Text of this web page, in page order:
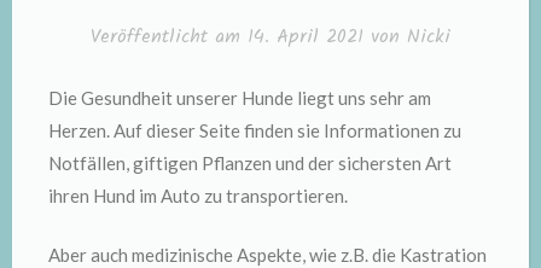
Veröffentlicht am 14. April 2021 von Nicki
Die Gesundheit unserer Hunde liegt uns sehr am
Herzen. Auf dieser Seite finden sie Informationen zu
Notfällen, giftigen Pflanzen und der sichersten Art
ihren Hund im Auto zu transportieren.
Aber auch medizinische Aspekte, wie z.B. die Kastration